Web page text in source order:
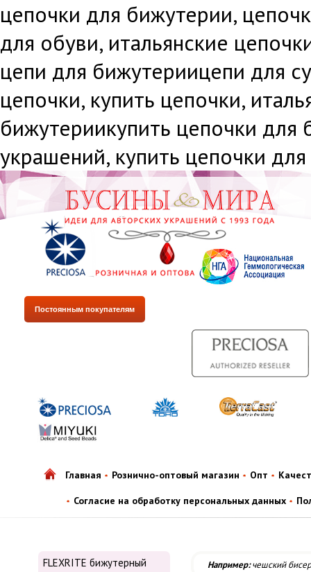
цепочки для бижутерии,
для обуви, итальянские
цепи для бижутериицепи для
цепочки, купить цепочки,
бижутериикупить цепочки для
украшений, купить цепочки
Постоянным покупателям
Главная Рознично-оптовый магазин Опт
Согласие на обработку персональных данных
FLEXRITE бижутерный
Например:чешский бисер